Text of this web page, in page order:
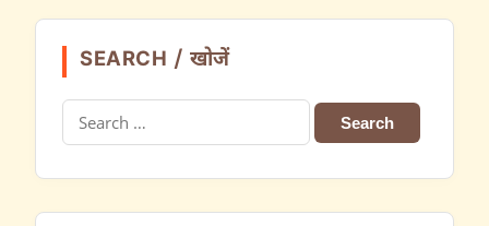
SEARCH / खोजें
for: